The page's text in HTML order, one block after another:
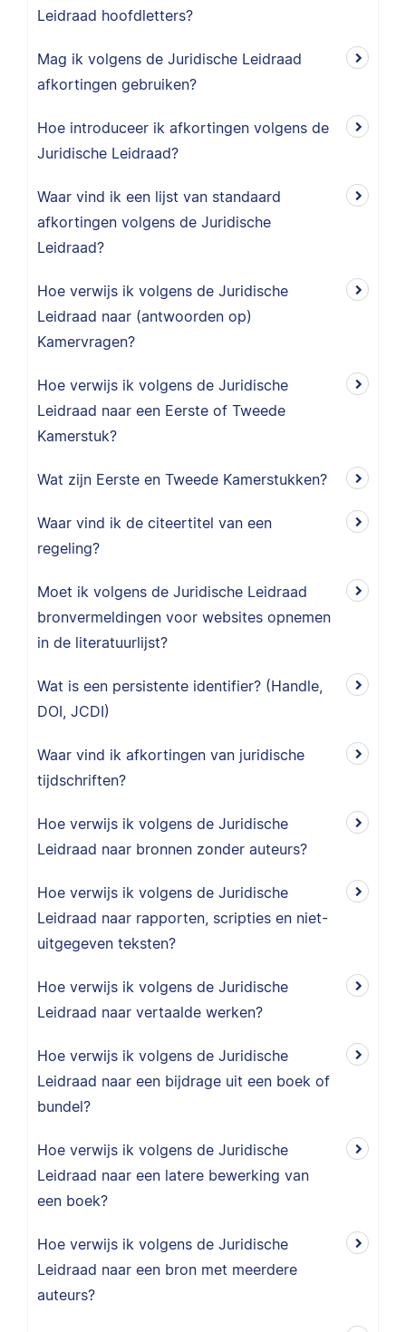
Leidraad hoofdletters?
Mag ik volgens de Juridische Leidraad
afkortingen gebruiken?
Hoe introduceer ik afkortingen volgens de
Juridische Leidraad?
Waar vind ik een lijst van standaard
afkortingen volgens de Juridische
Leidraad?
Hoe verwijs ik volgens de Juridische
Leidraad naar (antwoorden op)
Kamervragen?
Hoe verwijs ik volgens de Juridische
Leidraad naar een Eerste of Tweede
Kamerstuk?
Wat zijn Eerste en Tweede Kamerstukken?
Waar vind ik de citeertitel van een
regeling?
Moet ik volgens de Juridische Leidraad
bronvermeldingen voor websites opnemen
in de literatuurlijst?
Wat is een persistente identifier? (Handle,
DOI, JCDI)
Waar vind ik afkortingen van juridische
tijdschriften?
Hoe verwijs ik volgens de Juridische
Leidraad naar bronnen zonder auteurs?
Hoe verwijs ik volgens de Juridische
Leidraad naar rapporten, scripties en niet-
uitgegeven teksten?
Hoe verwijs ik volgens de Juridische
Leidraad naar vertaalde werken?
Hoe verwijs ik volgens de Juridische
Leidraad naar een bijdrage uit een boek of
bundel?
Hoe verwijs ik volgens de Juridische
Leidraad naar een latere bewerking van
een boek?
Hoe verwijs ik volgens de Juridische
Leidraad naar een bron met meerdere
auteurs?